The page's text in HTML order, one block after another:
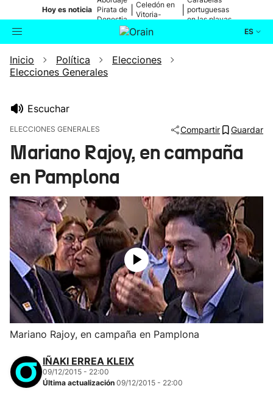
Hoy es noticia Pirata de
Donostia
Celedón en
Vitoria-
portuguesas
en las playas
ES
Buscador Actualidad
Ikusmiran
Eguraldia
Inicio Política
Elecciones
Elecciones Generales
Escuchar
ELECCIONES GENERALES Compartir Guardar
Mariano Rajoy, en campaña
en Pamplona
Mariano Rajoy, en campaña en Pamplona
IÑAKI ERREA KLEIX
09/12/2015 - 22:00
Última actualización 09/12/2015 - 22:00